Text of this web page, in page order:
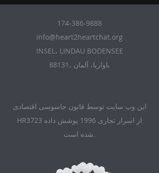
174-386-9888
info@heart2heartchat.org
INSEL، LINDAU BODENSEE
88131، باواریا، آلمان
این وب سایت توسط قانون جاسوسی اقتصادی
HR3723 از اسرار تجاری 1996 پوشش داده
شده است.